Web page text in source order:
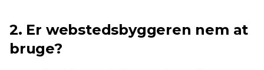
2. Er webstedsbyggeren nem at
bruge?